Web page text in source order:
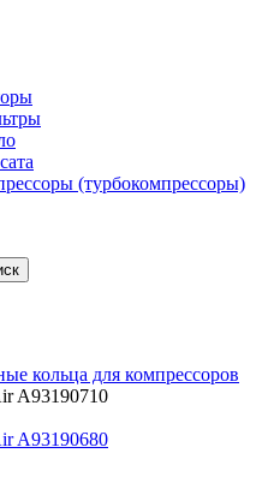
(турбокомпрессоры)
кольца для компрессоров
A93190710
A93190680